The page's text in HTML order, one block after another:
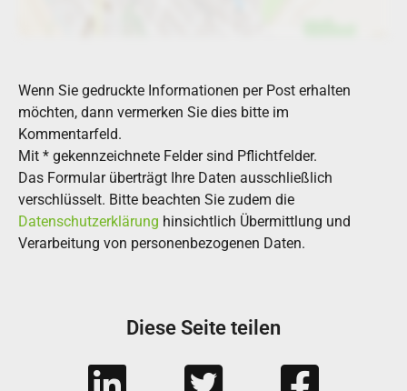
Wenn Sie gedruckte Informationen per Post erhalten
möchten, dann vermerken Sie dies bitte im
Kommentarfeld.
Mit * gekennzeichnete Felder sind Pflichtfelder.
Das Formular überträgt Ihre Daten ausschließlich
verschlüsselt. Bitte beachten Sie zudem die
Datenschutzerklärung hinsichtlich Übermittlung und
Verarbeitung von personenbezogenen Daten.
Diese Seite teilen